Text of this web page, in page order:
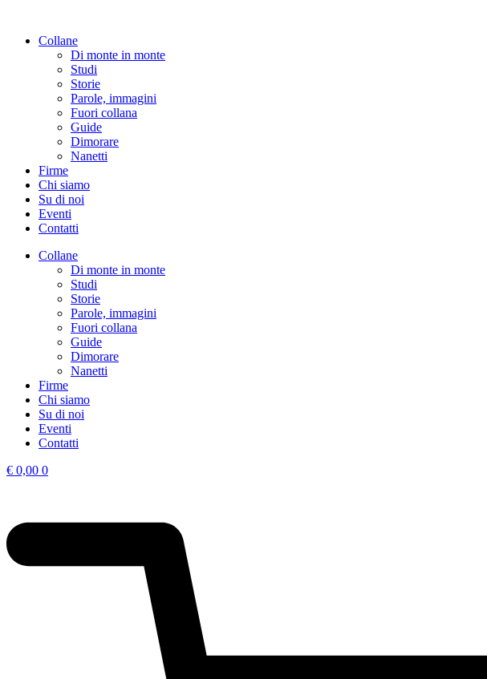
contenutoCollane
Di monte in monte
Studi
Storie
Parole, immagini
Fuori collana
Guide
Dimorare
Nanetti
Firme
Chi siamo
Su di noi
Eventi
Contatti
Collane
Di monte in monte
Studi
Storie
Parole, immagini
Fuori collana
Guide
Dimorare
Nanetti
Firme
Chi siamo
Su di noi
Eventi
Contatti
€ 0,00 0